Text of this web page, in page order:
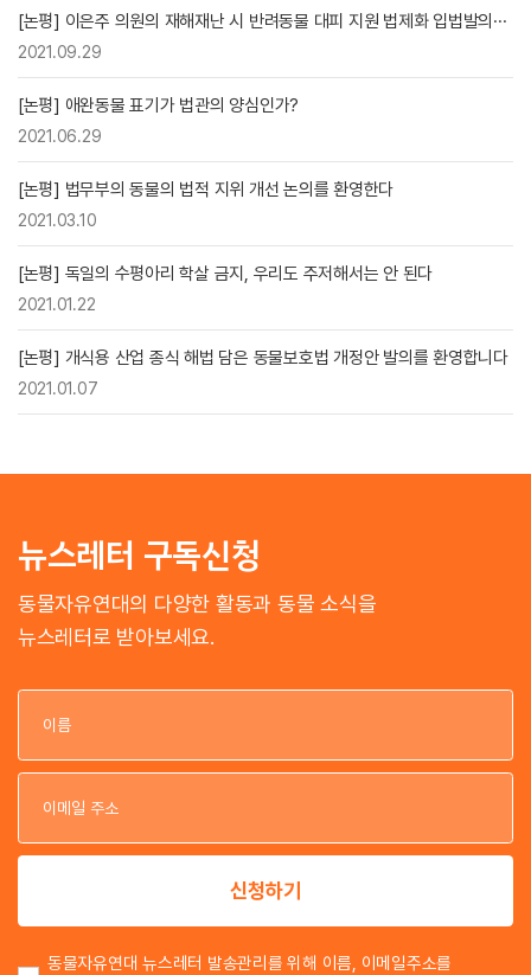
[논평] 이은주 의원의 재해재난 시 반려동물 대피 지원 법제화 입법발의···
2021.09.29
[논평] 애완동물 표기가 법관의 양심인가?
2021.06.29
[논평] 법무부의 동물의 법적 지위 개선 논의를 환영한다
2021.03.10
[논평] 독일의 수평아리 학살 금지, 우리도 주저해서는 안 된다
2021.01.22
[논평] 개식용 산업 종식 해법 담은 동물보호법 개정안 발의를 환영합니다
2021.01.07
뉴스레터 구독신청
동물자유연대의 다양한 활동과 동물 소식을
뉴스레터로 받아보세요.
이
이
신청하기
동물자유연대 뉴스레터 발송관리를 위해 이름, 이메일주소를